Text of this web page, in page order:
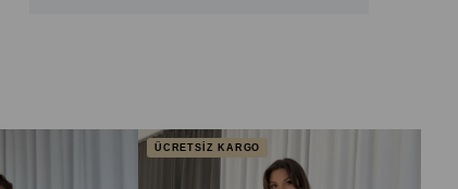
ÜCRETSİZ KARGO